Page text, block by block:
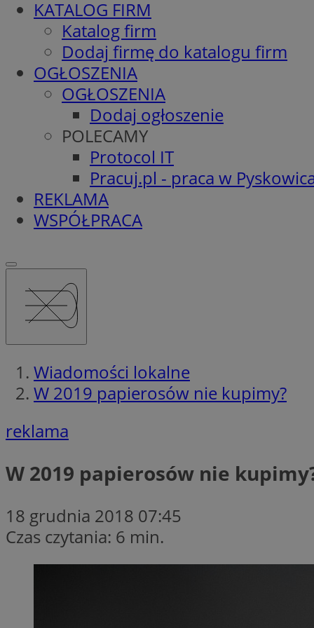
KATALOG FIRM
Katalog firm
Dodaj firmę do katalogu firm
OGŁOSZENIA
OGŁOSZENIA
Dodaj ogłoszenie
POLECAMY
Protocol IT
Pracuj.pl - praca w
REKLAMA
WSPÓŁPRACA
Wiadomości lokalne
W 2019 papierosów nie kupimy?
reklama
W 2019 papierosów nie
18 grudnia 2018 07:45
Czas czytania: 6 min.